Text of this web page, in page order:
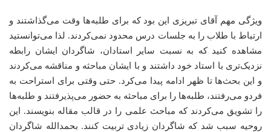
ویژگی مهم آقای تبریزی این بود که برای طلبه‌ها وقت می‌گذاشتند و
ارتباط با طلاب را به جلسات درس محدود نمی‌کردند. لذا می‌توانستید
مشاهده کنید که به نسبت سایر استادان، شاگردان ایشان رابطه
نزدیک‌تری با استاد خود داشتند و با ایشان مباحثه و مناقشه می‌کردند
و این بحث‌ها تا ظهر ادامه پیدا می‌کرد. حتی وقتی برای استراحت به
فردو می‌رفتند، طلبه‌ها را برای مباحثه به حضور می‌پذیرفتند و طلبه‌ها
را تشویق می‌کردند که مباحث علمی را در قالب مقاله بنویسند. این
روحیه سبب شد که شاگردان زیادی تربیت کنند. بحمدالله شاگردان